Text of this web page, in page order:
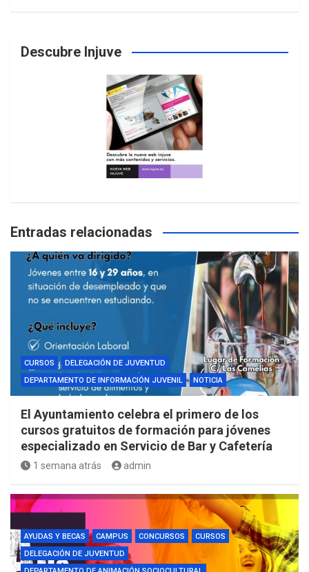
Descubre Injuve
Entradas relacionadas
CURSOS
DELEGACIÓN DE JUVENTUD
DEPARTAMENTO DE INFORMACIÓN JUVENIL
NOTICIA
El Ayuntamiento celebra el primero de los
cursos gratuitos de formación para jóvenes
especializado en Servicio de Bar y Cafetería
1 semana atrás admin
AYUDAS Y BECAS CAMPUS CONCURSOS
CURSOS
DELEGACIÓN DE JUVENTUD